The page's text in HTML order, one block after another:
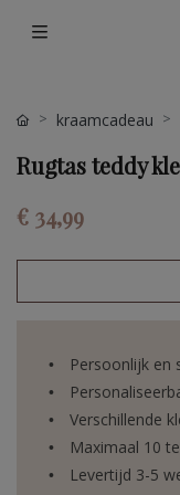
kraamcadeau
Rugtas teddy
€ 34,99
Persoonlijk en
Verschillende
Maximaal 10
Levertijd 3-5